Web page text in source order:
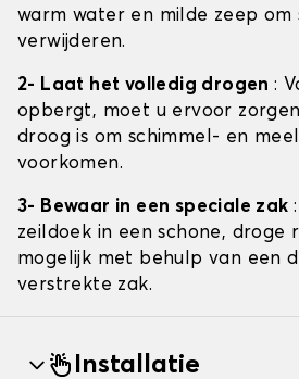
warm water en milde zeep
verwijderen.
2- Laat het volledig drogen:
opbergt, moet u ervoor
droog is om schimmel- en
voorkomen.
3- Bewaar in een speciale zak
zeildoek in een schone, droge
mogelijk met behulp van een
verstrekte zak.
Installatie